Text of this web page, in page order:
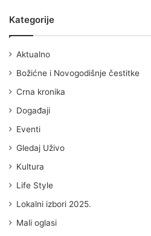
Kategorije
Aktualno
Božićne i Novogodišnje čestitke
Crna kronika
Događaji
Eventi
Gledaj Uživo
Kultura
Life Style
Lokalni izbori 2025.
Mali oglasi